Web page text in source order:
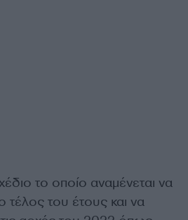
το οποίο αναμένεται να
τέλος του έτους και να